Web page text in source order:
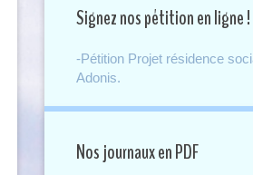
Signez nos pétition en ligne !
-Pétition Projet résidence
Adonis.
Nos journaux en PDF